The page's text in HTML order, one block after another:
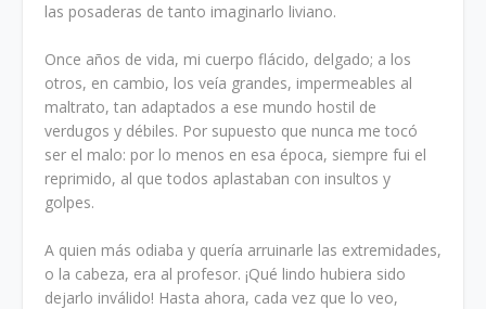
las posaderas de tanto imaginarlo liviano.
Once años de vida, mi cuerpo flácido, delgado; a los
otros, en cambio, los veía grandes, impermeables al
maltrato, tan adaptados a ese mundo hostil de
verdugos y débiles. Por supuesto que nunca me tocó
ser el malo: por lo menos en esa época, siempre fui el
reprimido, al que todos aplastaban con insultos y
golpes.
A quien más odiaba y quería arruinarle las extremidades,
o la cabeza, era al profesor. ¡Qué lindo hubiera sido
dejarlo inválido! Hasta ahora, cada vez que lo veo,